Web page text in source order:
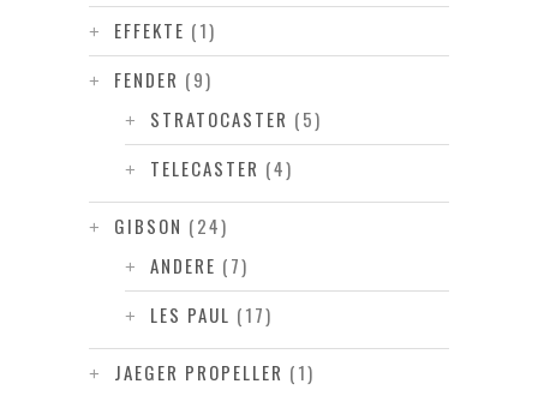
EFFEKTE (1)
FENDER (9)
STRATOCASTER (5)
TELECASTER (4)
GIBSON (24)
ANDERE (7)
LES PAUL (17)
JAEGER PROPELLER (1)